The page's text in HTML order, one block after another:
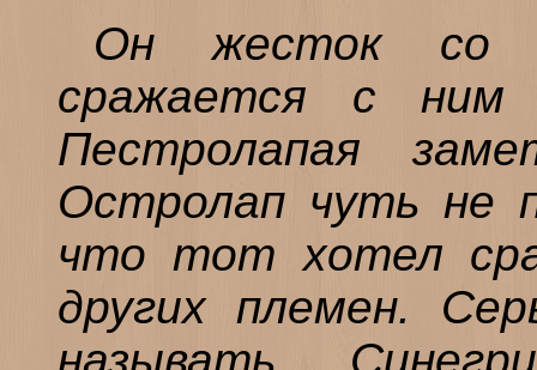
Он жесток со
сражается с ним
Пестролапая
Остролап чуть не
что тот хотел
других племен.